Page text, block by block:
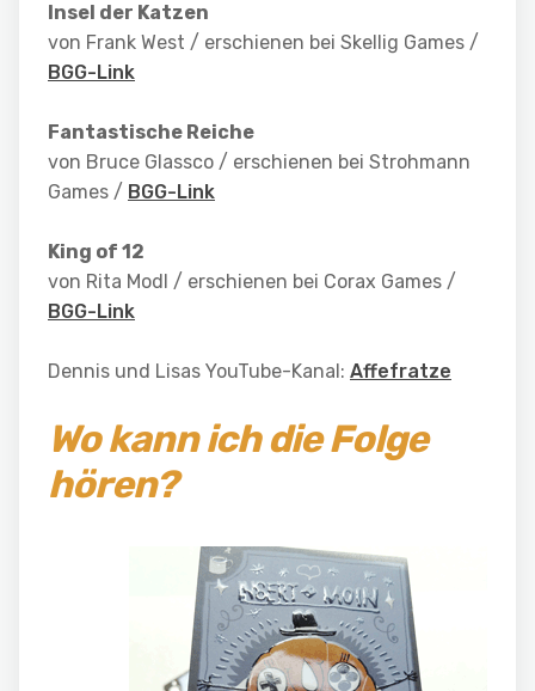
Insel der Katzen
von Frank West / erschienen bei Skellig Games /
BGG-Link
Fantastische Reiche
von Bruce Glassco / erschienen bei Strohmann
Games / BGG-Link
King of 12
von Rita Modl / erschienen bei Corax Games /
BGG-Link
Dennis und Lisas YouTube-Kanal: Affefratze
Wo kann ich die Folge
hören?